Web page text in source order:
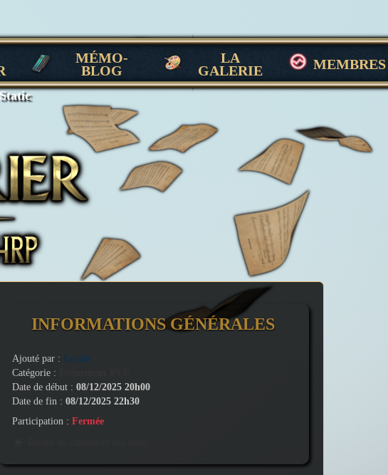
MÉMO-
BLOG
LA
GALERIE
MEMBRES
Static
INFORMATIONS GÉNÉRALES
Ajouté par :
Lerith
Catégorie :
Date de début : 08/12/2025 20h00
Date de fin : 08/12/2025 22h30
Participation : Fermée